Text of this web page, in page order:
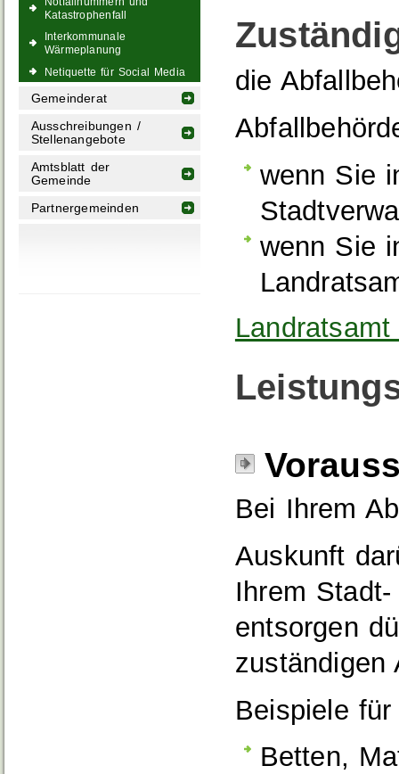
Katastrophenfall
Interkommunale
Wärmeplanung
Netiquette für Social Media
Gemeinderat
Ausschreibungen /
Stellenangebote
Amtsblatt der
Gemeinde
Partnergemeinden
die
wenn Sie
wenn Sie
Bei Ihrem
Auskunft
Ihrem
entsorgen
zuständigen
Beispiele
Betten,